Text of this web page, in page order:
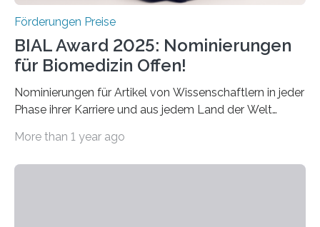
Förderungen Preise
BIAL Award 2025: Nominierungen
für Biomedizin Offen!
Nominierungen für Artikel von Wissenschaftlern in jeder
Phase ihrer Karriere und aus jedem Land der Welt
Leben gerufen, um die bemerkenswertesten
More than 1 year ago